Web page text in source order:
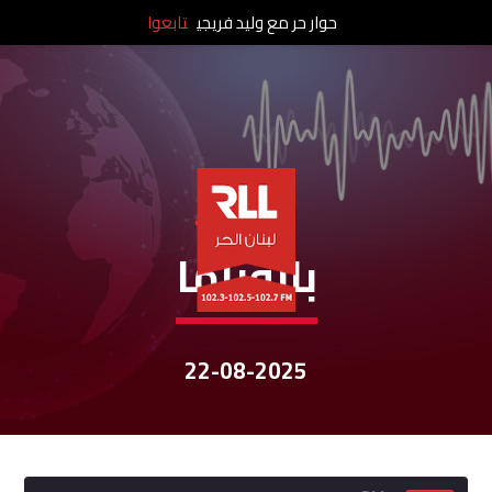
نشرات الأخبار
بانوراما
22-08-2025
حوار حر مع وليد فريجي تابعوا